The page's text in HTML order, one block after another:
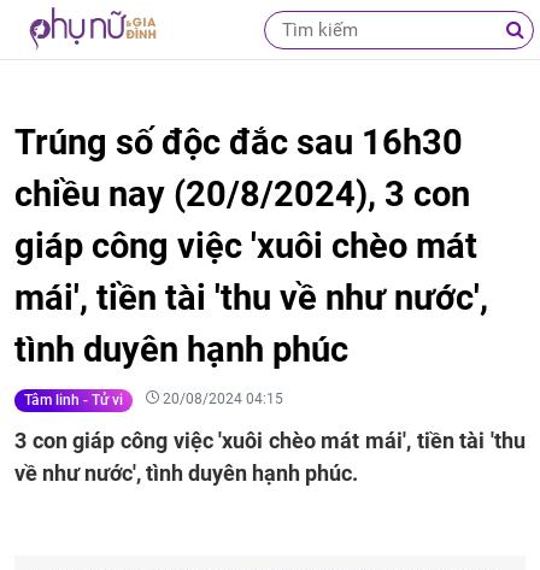
Trúng số độc đắc sau 16h30
chiều nay (20/8/2024), 3 con
giáp công việc 'xuôi chèo mát
mái', tiền tài 'thu về như nước',
tình duyên hạnh phúc
Tâm linh - Tử vi 20/08/2024 04:15
3 con giáp công việc 'xuôi chèo mát mái', tiền tài 'thu
về như nước', tình duyên hạnh phúc.